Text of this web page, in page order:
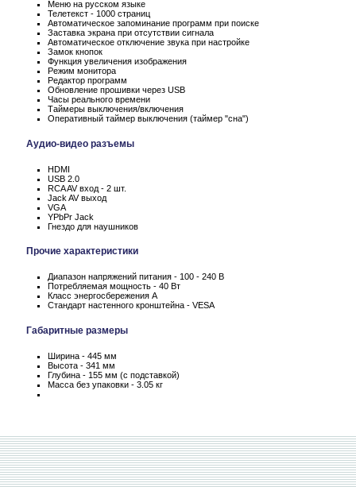
Меню на русском языке
Телетекст - 1000 страниц
Автоматическое запоминание программ при поиске
Заставка экрана при отсутствии сигнала
Автоматическое отключение звука при настройке
Замок кнопок
Функция увеличения изображения
Режим монитора
Редактор программ
Обновление прошивки через USB
Часы реального времени
Таймеры выключения/включения
Оперативный таймер выключения (таймер "сна")
Аудио-видео разъемы
HDMI
USB 2.0
RCA AV вход - 2 шт.
Jack AV выход
VGA
YPbPr Jack
Гнездо для наушников
Прочие характеристики
Диапазон напряжений питания - 100 - 240 В
Потребляемая мощность - 40 Вт
Класс энергосбережения А
Стандарт настенного кронштейна - VESA
Габаритные размеры
Ширина - 445 мм
Высота - 341 мм
Глубина - 155 мм (с подставкой)
Масса без упаковки - 3.05 кг